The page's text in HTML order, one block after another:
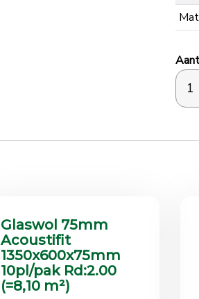
Glaswol 75mm
Acoustifit
1350x600x75mm
10pl/pak Rd:2.00
(=8,10 m²)